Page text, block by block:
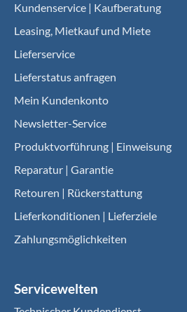
Kundenservice | Kaufberatung
Leasing, Mietkauf und Miete
Lieferservice
Lieferstatus anfragen
Mein Kundenkonto
Newsletter-Service
Produktvorführung | Einweisung
Reparatur | Garantie
Retouren | Rückerstattung
Lieferkonditionen | Lieferziele
Zahlungsmöglichkeiten
Servicewelten